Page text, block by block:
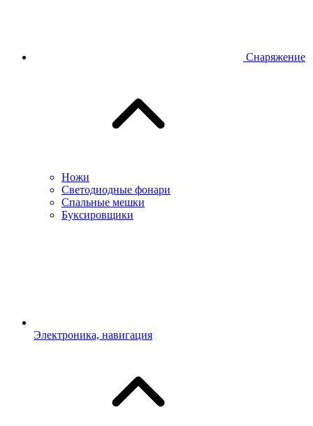
Снаряжение
Ножи
Светодиодные фонари
Спальные мешки
Буксировщики
Электроника, навигация